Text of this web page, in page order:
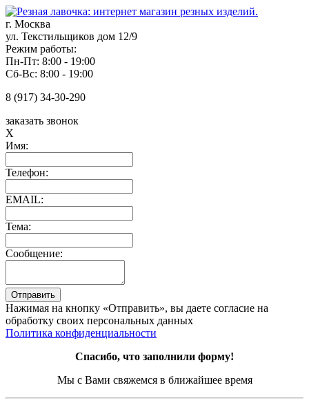
г. Москва
ул. Текстильщиков дом 12/9
Режим работы:
Пн-Пт: 8:00 - 19:00
Сб-Вс: 8:00 - 19:00
8 (917) 34-30-290
заказать звонок
X
Имя:
Телефон:
EMAIL:
Тема:
Сообщение:
Нажимая на кнопку «Отправить», вы даете согласие на
обработку своих персональных данных
Политика конфиденциальности
Спасибо, что заполнили форму!
Мы с Вами свяжемся в ближайшее время